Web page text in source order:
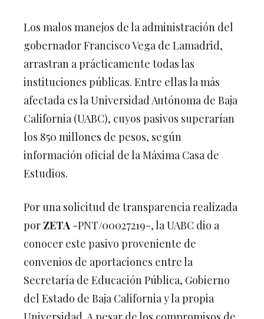
Los malos manejos de la administración del
gobernador Francisco Vega de Lamadrid,
arrastran a prácticamente todas las
instituciones públicas. Entre ellas la más
afectada es la Universidad Autónoma de Baja
California (UABC), cuyos pasivos superarían
los 850 millones de pesos, según
información oficial de la Máxima Casa de
Estudios.
Por una solicitud de transparencia realizada
ZETA
-PNT/00027219-, la UABC dio a
conocer este pasivo proveniente de
convenios de aportaciones entre la
Secretaría de Educación Pública, Gobierno
del Estado de Baja California y la propia
Universidad. A pesar de los compromisos de